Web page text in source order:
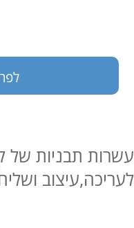
עשרות תבניות של
לעריכה,עיצוב